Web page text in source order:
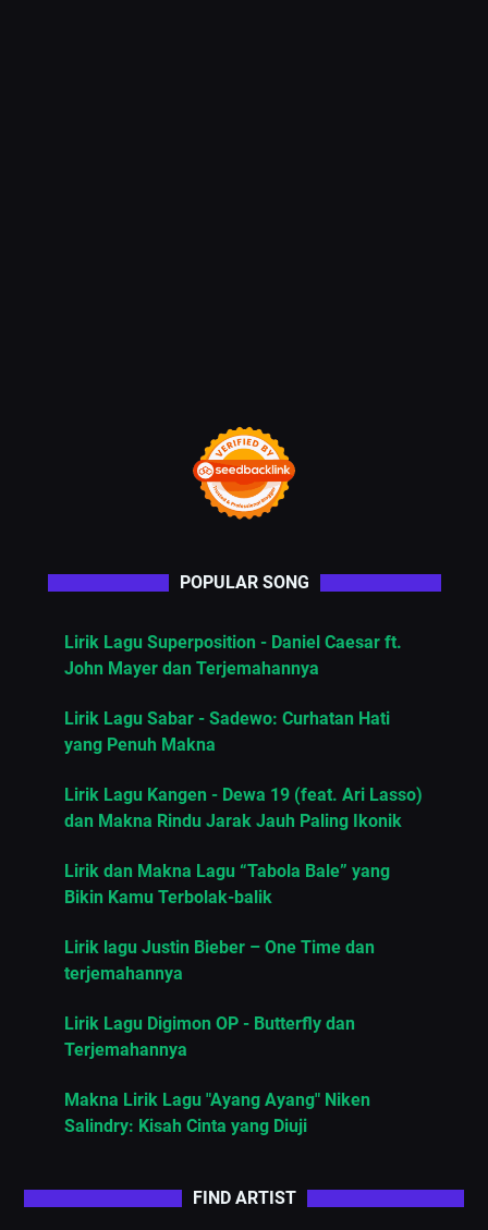
POPULAR SONG
Lirik Lagu Superposition - Daniel Caesar ft.
John Mayer dan Terjemahannya
Lirik Lagu Sabar - Sadewo: Curhatan Hati
yang Penuh Makna
Lirik Lagu Kangen - Dewa 19 (feat. Ari Lasso)
dan Makna Rindu Jarak Jauh Paling Ikonik
Lirik dan Makna Lagu “Tabola Bale” yang
Bikin Kamu Terbolak-balik
Lirik lagu Justin Bieber – One Time dan
terjemahannya
Lirik Lagu Digimon OP - Butterfly dan
Terjemahannya
Makna Lirik Lagu "Ayang Ayang" Niken
Salindry: Kisah Cinta yang Diuji
FIND ARTIST